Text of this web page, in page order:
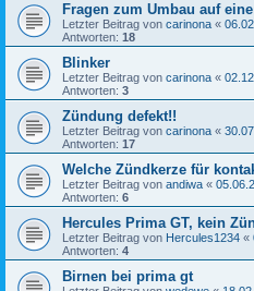
Fragen zum Umbau auf
Letzter Beitrag von carinona «
Antworten: 18
Blinker
Letzter Beitrag von carinona «
Antworten: 3
Zündung defekt!!
Letzter Beitrag von carinona «
Antworten: 17
Welche Zündkerze für
Letzter Beitrag von andiwa «
Antworten: 6
Hercules Prima GT, kein
Letzter Beitrag von Hercules1234 «
Antworten: 4
Birnen bei prima gt